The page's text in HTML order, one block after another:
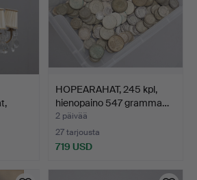
HOPEARAHAT, 245 kpl,
hienopaino 547 gramma…
2 päivää
27 tarjousta
719 USD